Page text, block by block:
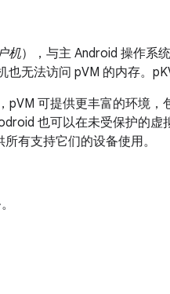
机），与主 Android 操作系
无法访问 pVM 的内存。
pVM 可提供更丰富的环境，
也可以在未受保护的虚
有支持它们的设备使用。